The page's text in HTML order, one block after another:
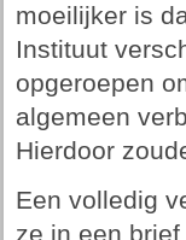
moeilijker is
Instituut
opgeroepen
algemeen
Hierdoor
Een volledig
ze in een